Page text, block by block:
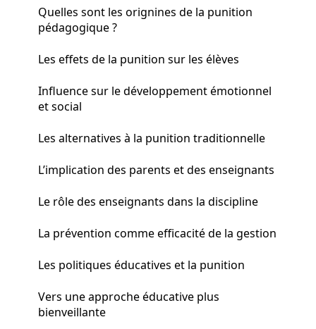
Quelles sont les orignines de la punition
pédagogique ?
Les effets de la punition sur les élèves
Influence sur le développement émotionnel
et social
Les alternatives à la punition traditionnelle
L’implication des parents et des enseignants
Le rôle des enseignants dans la discipline
La prévention comme efficacité de la gestion
Les politiques éducatives et la punition
Vers une approche éducative plus
bienveillante